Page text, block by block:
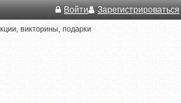
Войти Зарегистрироваться
викторины, подарки